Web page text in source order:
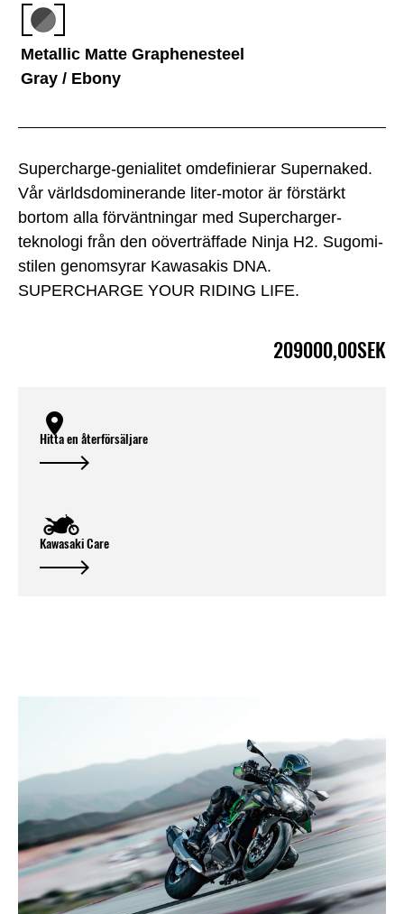
Supercharge-genialitet omdefinierar Supernaked.
Vår världsdominerande liter-motor är förstärkt
bortom alla förväntningar med Supercharger-
teknologi från den oöverträffade Ninja H2. Sugomi-
stilen genomsyrar Kawasakis DNA.
SUPERCHARGE YOUR RIDING LIFE.
209000,00SEK
Metallic Matte Graphenesteel
Gray / Ebony
Hitta en återförsäljare
Kawasaki Care